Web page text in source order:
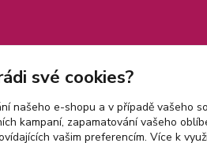
své cookies?
našeho e-shopu a v případě vašeho
kampaní, zapamatování vašeho
vašim preferencím. Více k